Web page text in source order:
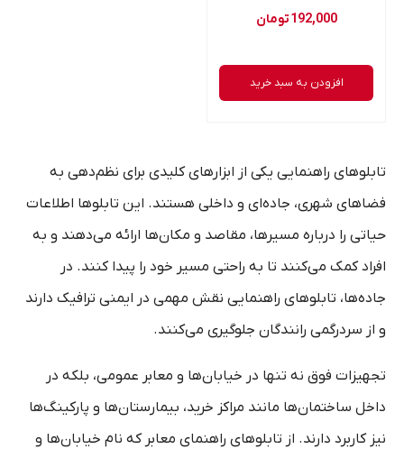
192,000تومان
افزودن به سبد خرید
تابلوهای راهنمایی یکی از ابزارهای کلیدی برای نظم‌دهی به
فضاهای شهری، جاده‌ای و داخلی هستند. این تابلوها اطلاعات
حیاتی را درباره مسیرها، مقاصد و مکان‌ها ارائه می‌دهند و به
افراد کمک می‌کنند تا به راحتی مسیر خود را پیدا کنند. در
جاده‌ها، تابلوهای راهنمایی نقش مهمی در ایمنی ترافیک دارند
و از سردرگمی رانندگان جلوگیری می‌کنند.
تجهیزات فوق نه تنها در خیابان‌ها و معابر عمومی، بلکه در
داخل ساختمان‌ها مانند مراکز خرید، بیمارستان‌ها و پارکینگ‌ها
نیز کاربرد دارند. از تابلوهای راهنمای معابر که نام خیابان‌ها و